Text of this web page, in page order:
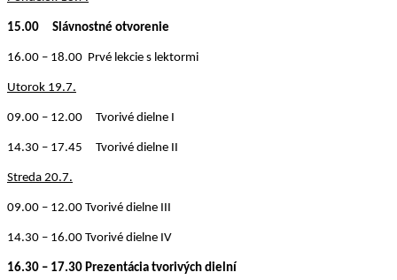
15.00 Slávnostné otvorenie
16.00 – 18.00 Prvé lekcie s lektormi
Utorok 19.7.
09.00 – 12.00 Tvorivé dielne I
14.30 – 17.45 Tvorivé dielne II
Streda 20.7.
09.00 – 12.00 Tvorivé dielne III
14.30 – 16.00 Tvorivé dielne IV
16.30 – 17.30 Prezentácia tvorivých dielní